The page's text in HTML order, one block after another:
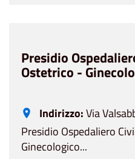
Presidio
Ostetrico -
Indirizzo:Via
Presidio Ospedaliero
Ginecologico...